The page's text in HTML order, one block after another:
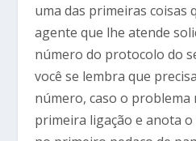
uma das primeiras coisas
agente que lhe atende
número do protocolo do
você se lembra que
número, caso o problema
primeira ligação e anota